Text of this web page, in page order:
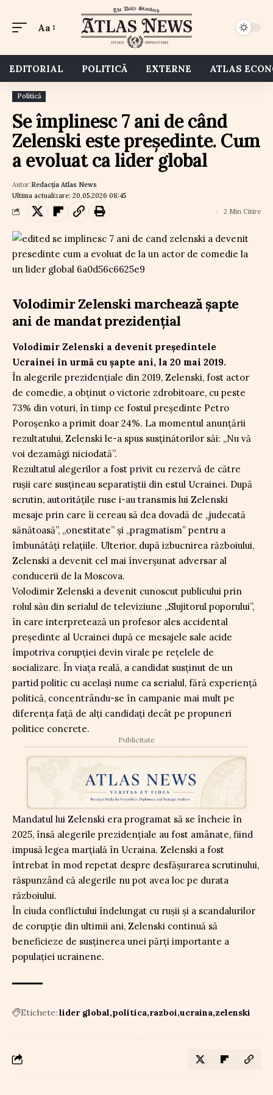
Aa
EDITORIAL POLITICĂ EXTERNE ATLAS
Politică
Se împlinesc 7 ani de când
Zelenski este președinte. Cum
a evoluat ca lider global
Ultima actualizare: 20.05.2026 08:45
Autor:Redacția Atlas News
2 Min Citire
Volodimir Zelenski marchează șapte
ani de mandat prezidențial
Volodimir Zelenski a devenit președintele
Ucrainei în urmă cu șapte ani, la 20 mai 2019.
În alegerile prezidențiale din 2019, Zelenski, fost actor
de comedie, a obținut o victorie zdrobitoare, cu peste
73% din voturi, în timp ce fostul președinte Petro
Poroșenko a primit doar 24%. La momentul anunțării
rezultatului, Zelenski le-a spus susținătorilor săi: „Nu vă
voi dezamăgi niciodată”.
Rezultatul alegerilor a fost privit cu rezervă de către
rușii care susțineau separatiștii din estul Ucrainei. După
scrutin, autoritățile ruse i-au transmis lui Zelenski
mesaje prin care îi cereau să dea dovadă de „judecată
sănătoasă”, „onestitate” și „pragmatism” pentru a
îmbunătăți relațiile. Ulterior, după izbucnirea războiului,
Zelenski a devenit cel mai înverșunat adversar al
conducerii de la Moscova.
Volodimir Zelenski a devenit cunoscut publicului prin
rolul său din serialul de televiziune „Slujitorul poporului”,
în care interpretează un profesor ales accidental
președinte al Ucrainei după ce mesajele sale acide
împotriva corupției devin virale pe rețelele de
socializare. În viața reală, a candidat susținut de un
partid politic cu același nume ca serialul, fără experiență
politică, concentrându-se în campanie mai mult pe
diferența față de alți candidați decât pe propuneri
politice concrete.
Publicitate
Mandatul lui Zelenski era programat să se încheie în
2025, însă alegerile prezidențiale au fost amânate, fiind
impusă legea marțială în Ucraina. Zelenski a fost
întrebat în mod repetat despre desfășurarea scrutinului,
răspunzând că alegerile nu pot avea loc pe durata
războiului.
În ciuda conflictului îndelungat cu rușii și a scandalurilor
de corupție din ultimii ani, Zelenski continuă să
beneficieze de susținerea unei părți importante a
populației ucrainene.
Etichete: lider global politica razboi ucraina zelenski